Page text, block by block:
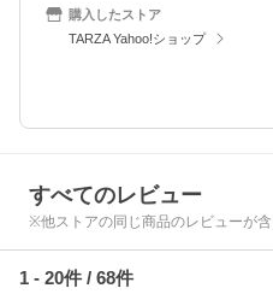
購入したストア
TARZA Yahoo!ショップ
すべてのレビュー
※他ストアの同じ商品のレビューが含
1 - 20件 / 68件